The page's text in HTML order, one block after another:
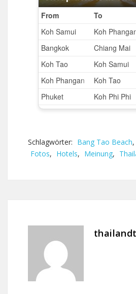
Schlagwörter: Bang Tao Beach,
Fotos, Hotels, Meinung,